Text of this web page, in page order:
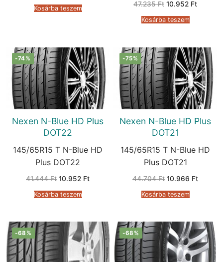
was:
40.488 Ft.
Kosárba teszem
47.235Ft Original
was:
47.235 Ft.
10.952 FtCurrent
Kosárba teszem
-74%
Nexen N-Blue HD Plus
DOT22
145/65R15 T N-Blue HD
Plus DOT22
41.444Ft Original
was:
41.444 Ft.
10.952 FtCurrent
Kosárba teszem
-75%
Nexen N-Blue HD Plus
DOT21
145/65R15 T N-Blue HD
Plus DOT21
44.704Ft Original
was:
44.704 Ft.
10.966 FtCurrent
Kosárba teszem
-68% -68%